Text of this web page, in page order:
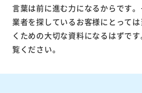
言葉は前に進む力になるからです
業者を探しているお客様にとって
くための大切な資料になるはずで
覧ください。